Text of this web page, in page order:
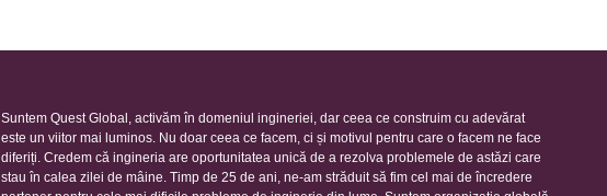
Suntem Quest Global, activăm în domeniul ingineriei, dar ceea ce construim cu adevărat
este un viitor mai luminos. Nu doar ceea ce facem, ci și motivul pentru care o facem ne face
diferiți. Credem că ingineria are oportunitatea unică de a rezolva problemele de astăzi care
stau în calea zilei de mâine. Timp de 25 de ani, ne-am străduit să fim cel mai de încredere